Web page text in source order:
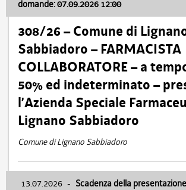
domande: 07.09.2026 12:00
308/26 – Comune di
Sabbiadoro – FARMACISTA
COLLABORATORE – a
50% ed indeterminato –
l’Azienda Speciale
Lignano Sabbiadoro
Comune di Lignano Sabbiadoro
13.07.2026 - Scadenza della